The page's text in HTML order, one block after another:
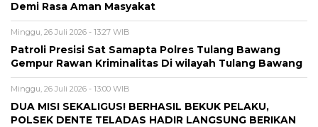
Demi Rasa Aman Masyakat
Minggu, 26 Juli 2026 - 13:27 WIB
Patroli Presisi Sat Samapta Polres Tulang Bawang
Gempur Rawan Kriminalitas Di wilayah Tulang Bawang
Minggu, 26 Juli 2026 - 13:00 WIB
DUA MISI SEKALIGUS! BERHASIL BEKUK PELAKU,
POLSEK DENTE TELADAS HADIR LANGSUNG BERIKAN